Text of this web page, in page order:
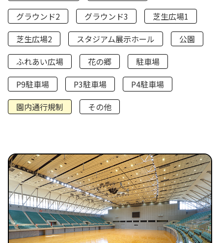
グラウンド2
グラウンド3
芝生広場1
芝生広場2
スタジアム展示ホール
公園
ふれあい広場
花の郷
駐車場
P9駐車場
P3駐車場
P4駐車場
園内通行規制
その他